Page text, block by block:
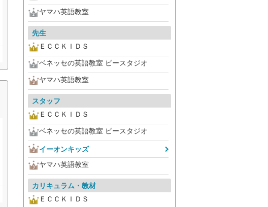
ヤマハ英語教室
先生
ＥＣＣＫＩＤＳ
ベネッセの英語教室 ビースタジオ
ヤマハ英語教室
スタッフ
ＥＣＣＫＩＤＳ
ベネッセの英語教室 ビースタジオ
イーオンキッズ
ヤマハ英語教室
カリキュラム・教材
ＥＣＣＫＩＤＳ